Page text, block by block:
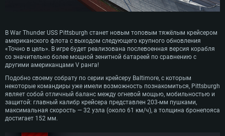
В War Thunder USS Pittsburgh станет новым топовым тяжёлым крейсером
американского флота с выходом следующего крупного обновления
«Точно в цель». В игре будет реализована послевоенная версия корабля
со значительно более мощной зенитной батареей по сравнению с
другими американцами V ранга!
Подобно своему собрату по серии крейсеру Baltimore, с которым
некоторые командиры уже имели возможность познакомиться, Pittsburgh
являет собой отличный баланс между огневой мощью, мобильностью и
защитой: главный калибр крейсера представлен 203-мм пушками,
максимальная скорость — 32 узла (около 61 км/ч), а толщина бронепояса
достигает 152 мм.